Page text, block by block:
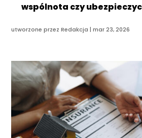
wspólnota czy
utworzone przezRedakcja |mar 23, 2026